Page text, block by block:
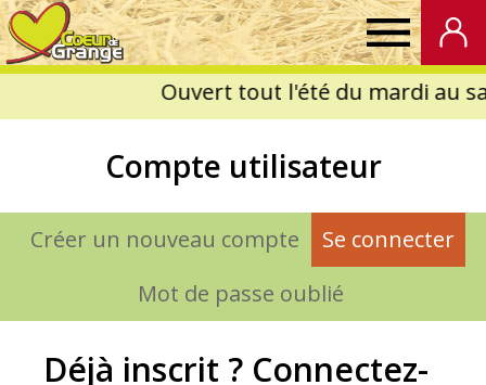
Coeur
Grange
Compte utilisateur
Onglets
principaux
Créer un nouveau compte Se connecter
Mot de passe oublié
Déjà inscrit ? Connectez-